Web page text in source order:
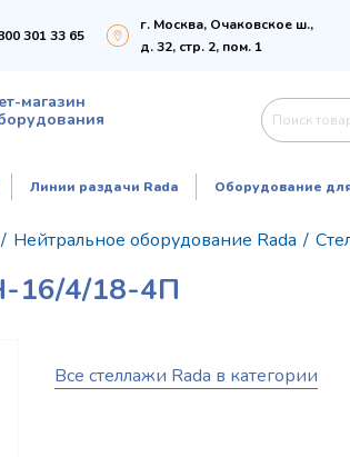
301 33 65
г. Москва, Очаковское ш.,
д. 32, стр. 2, пом. 1
магазин
Линии раздачи Rada Оборудование
/ Нейтральное оборудование Rada /
4/18-4П
Все стеллажи Rada в категории